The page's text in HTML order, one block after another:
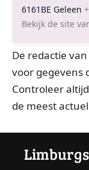
6161BE Geleen
Bekijk de site
De redactie
voor gegevens
Controleer
de meest